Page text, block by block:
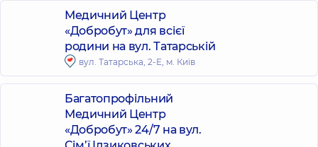
Медичний Центр
«Добробут» для всієї
родини на вул. Татарській
вул. Татарська, 2-Е, м. Київ
Багатопрофільний
Медичний Центр
«Добробут» 24/7 на вул.